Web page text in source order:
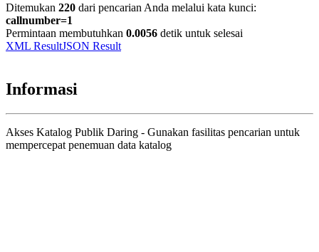
Ditemukan 220 dari pencarian Anda melalui kata kunci:
callnumber=1
Permintaan membutuhkan 0.0056 detik untuk selesai
XML ResultJSON Result
Informasi
Akses Katalog Publik Daring - Gunakan fasilitas pencarian untuk
mempercepat penemuan data katalog